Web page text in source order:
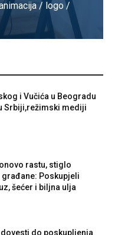
/ logo /
i Vučića u Beogradu
Srbiji,režimski mediji
rastu, stiglo
Poskupjeli
šećer i biljna ulja
do poskupljenja